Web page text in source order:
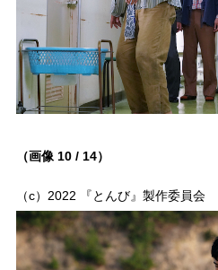
（画像 10 / 14）
（c）2022 『とんび』製作委員会